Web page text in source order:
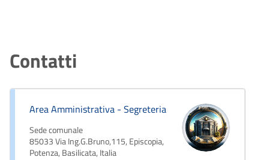
Contatti
Area Amministrativa - Segreteria
Sede comunale
85033 Via Ing.G.Bruno,115, Episcopia,
Potenza, Basilicata, Italia